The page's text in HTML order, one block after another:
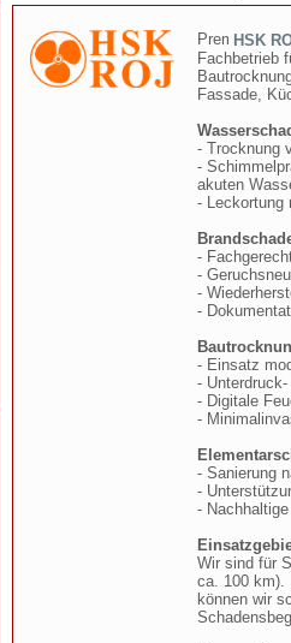
HSK
Fachbetrieb
Fassade,
- Trocknung
-
akuten
- Leckortung
-
-
-
-
- Einsatz
-
- Digitale
-
- Sanierung
-
-
Wir sind für
ca. 100 km).
können wir